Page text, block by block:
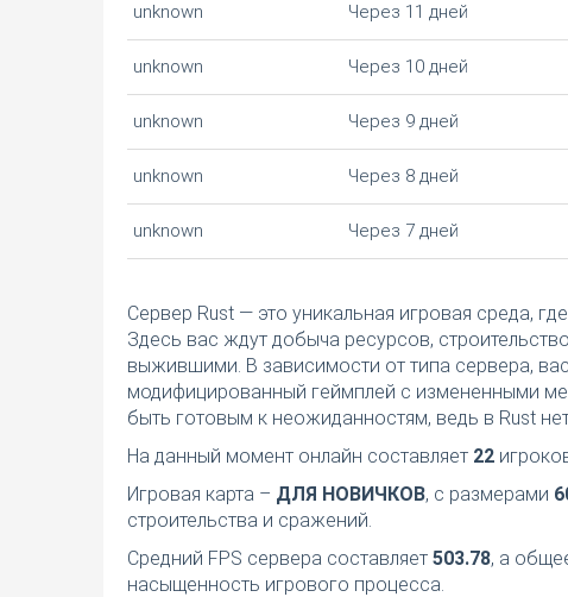
unknown Через 11 дней
unknown Через 10 дней
unknown Через 9 дней
unknown Через 8 дней
unknown Через 7 дней
Сервер Rust — это уникальная игровая среда,
Здесь вас ждут добыча ресурсов,
выжившими. В зависимости от типа сервера,
модифицированный геймплей с измененными
быть готовым к неожиданностям, ведь в Rust
На данный момент онлайн составляет 22
Игровая карта – ДЛЯ НОВИЧКОВ, с размерами
строительства и сражений.
Средний FPS сервера составляет 503.78, а
насыщенность игрового процесса.